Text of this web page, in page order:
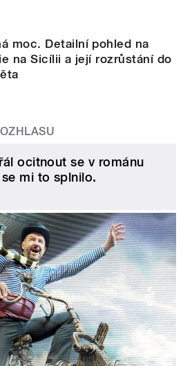
moc. Detailní pohled na
na Sicílii a její rozrůstání do
ocitnout se v románu
mi to splnilo.